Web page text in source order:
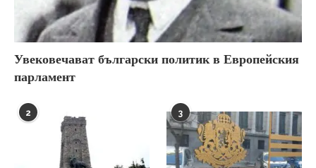
Увековечават български политик в Европейския
парламент
2 3